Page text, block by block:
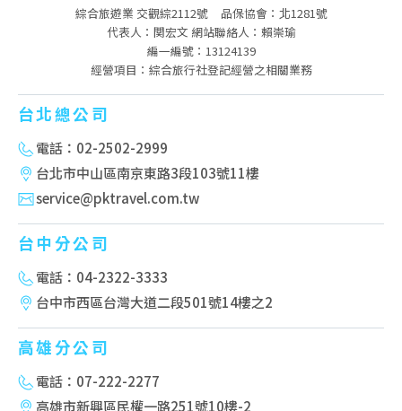
綜合旅遊業 交觀綜2112號
品保協會：北1281號
代表人：関宏文 網站聯絡人：賴崇瑜
編一編號：13124139
經營項目：綜合旅行社登記經營之相關業務
台北總公司
電話：02-2502-2999
台北市中山區南京東路3段103號11樓
service@pktravel.com.tw
台中分公司
電話：04-2322-3333
台中市西區台灣大道二段501號14樓之2
高雄分公司
電話：07-222-2277
高雄市新興區民權一路251號10樓-2